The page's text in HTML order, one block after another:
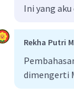
Reaksi yang
Maka, diagram
Jadi,
pasangan
Ini yang
Rekha Putri
dimengerti